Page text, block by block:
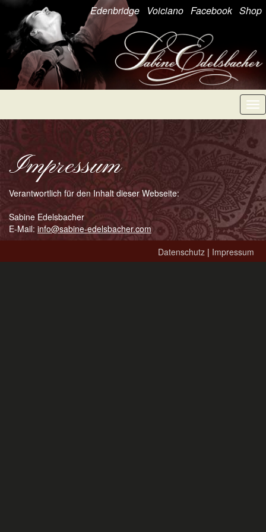
Edenbridge Voiciano Facebook Shop
Impressum
Verantwortlich für den Inhalt dieser Webseite:
Sabine Edelsbacher
E-Mail: info@sabine-edelsbacher.com
Datenschutz | Impressum